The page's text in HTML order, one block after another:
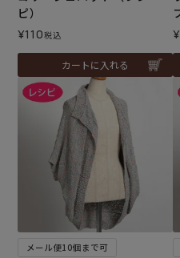
ピ）
¥110税込
カートに入れる
¥
メール便10個まで可